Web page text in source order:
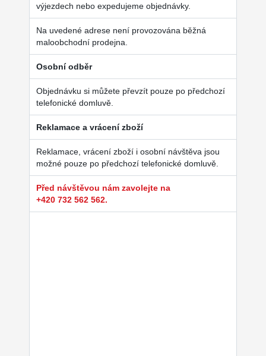
výjezdech nebo expedujeme objednávky.
Na uvedené adrese není provozována běžná
maloobchodní prodejna.
Osobní odběr
Objednávku si můžete převzít pouze po předchozí
telefonické domluvě.
Reklamace a vrácení zboží
Reklamace, vrácení zboží i osobní návštěva jsou
možné pouze po předchozí telefonické domluvě.
Před návštěvou nám zavolejte na
+420 732 562 562.